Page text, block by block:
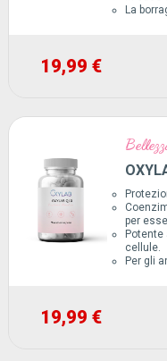
La
19,99 €
per
cellule.
Per gli
19,99 €